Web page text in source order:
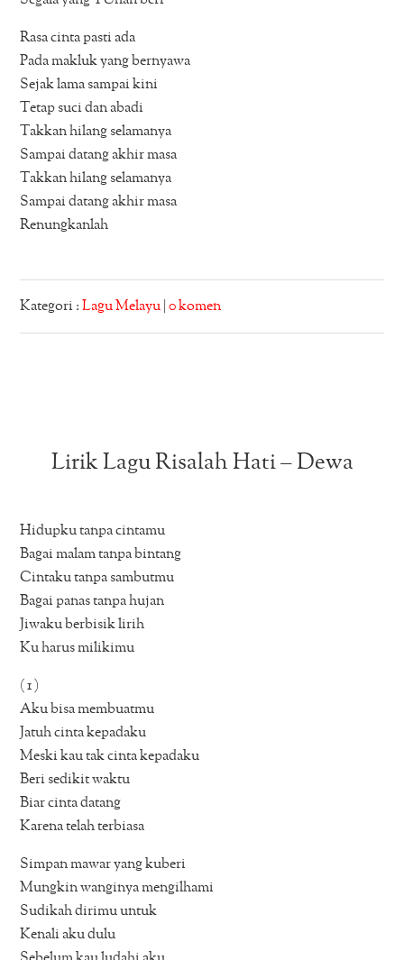
Rasa cinta pasti ada
Pada makluk yang bernyawa
Sejak lama sampai kini
Tetap suci dan abadi
Takkan hilang selamanya
Sampai datang akhir masa
Takkan hilang selamanya
Sampai datang akhir masa
Renungkanlah
Kategori :Lagu Melayu |0 komen
Lirik Lagu Risalah Hati – Dewa
Hidupku tanpa cintamu
Bagai malam tanpa bintang
Cintaku tanpa sambutmu
Bagai panas tanpa hujan
Jiwaku berbisik lirih
Ku harus milikimu
( 1 )
Aku bisa membuatmu
Jatuh cinta kepadaku
Meski kau tak cinta kepadaku
Beri sedikit waktu
Biar cinta datang
Karena telah terbiasa
Simpan mawar yang kuberi
Mungkin wanginya mengilhami
Sudikah dirimu untuk
Kenali aku dulu